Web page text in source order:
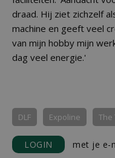
draad. Hij ziet zichzelf
machine en geeft veel
van mijn hobby mijn
dag veel energie.'
DLF Expoline The
LOGIN met je e-